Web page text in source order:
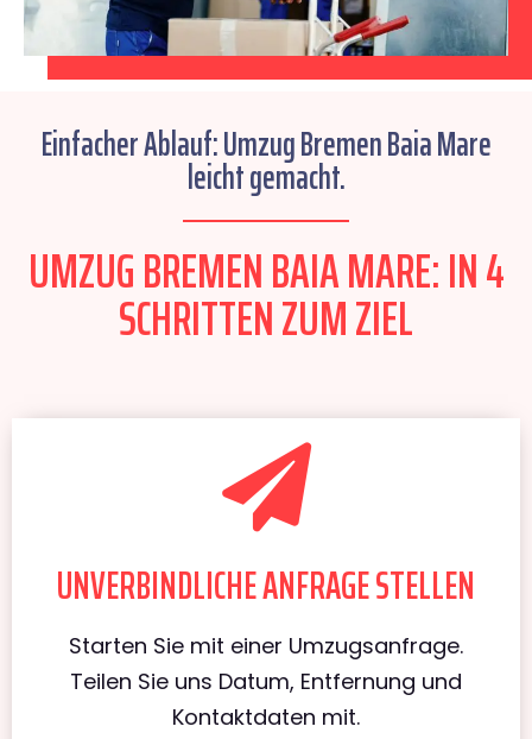
Einfacher Ablauf: Umzug Bremen Baia Mare
leicht gemacht.
UMZUG BREMEN BAIA MARE: IN 4
SCHRITTEN ZUM ZIEL
UNVERBINDLICHE ANFRAGE STELLEN
Starten Sie mit einer Umzugsanfrage.
Teilen Sie uns Datum, Entfernung und
Kontaktdaten mit.